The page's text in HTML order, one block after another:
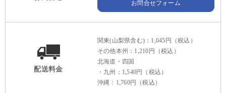
お問合せフォーム
配送料金
関東(山梨県含む)：1,045円（税込）
その他本州：1,210円（税込）
北海道・四国
・九州：1,540円（税込）
沖縄：1,760円（税込）